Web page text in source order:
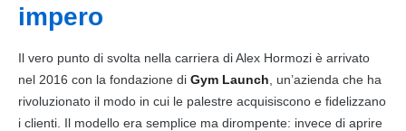
impero
Il vero punto di svolta nella carriera di Alex Hormozi è arrivato
nel 2016 con la fondazione di Gym Launch , un’azienda che ha
rivoluzionato il modo in cui le palestre acquisiscono e fidelizzano
i clienti. Il modello era semplice ma dirompente: invece di aprire